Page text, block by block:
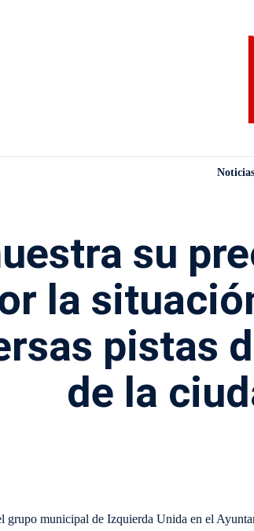
Noticias
su
la
pistas
de la
grupo municipal de Izquierda Unida en el